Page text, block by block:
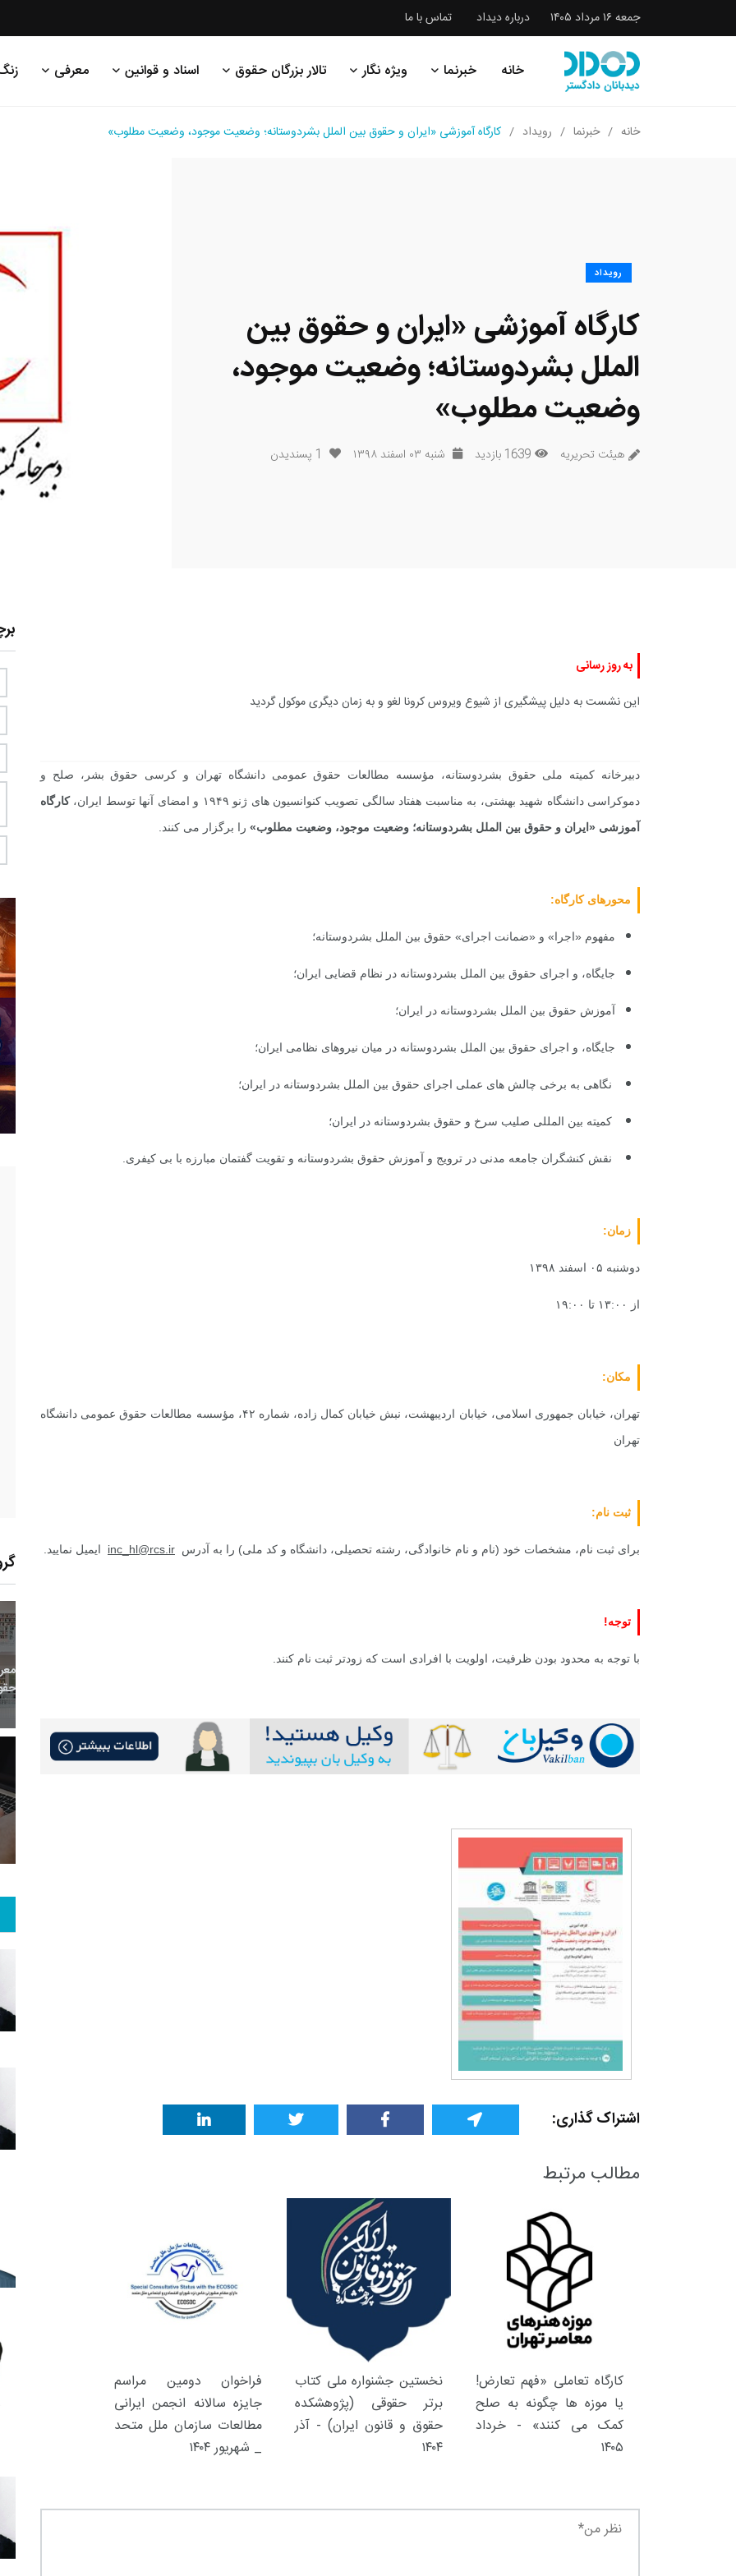
جمعه ۱۶ مرداد ۱۴۰۵ درباره دیداد تماس با ما
خانه خبرنما ویژه نگار تالار بزرگان حقوق اسناد و قوانین معرفی
خانه خبرنما رویداد کارگاه آموزشی «ایران و حقوق بین الملل بشردوستانه؛ وضعیت موجود، وضعیت مطلوب»
رویداد
کارگاه آموزشی «ایران و حقوق بین
الملل بشردوستانه؛ وضعیت موجود،
وضعیت مطلوب»
هیئت تحریریه 1639 بازدید شنبه ۰۳ اسفند ۱۳۹۸ 1 پسندیدن
به روز رسانی
این نشست به دلیل پیشگیری از شیوع ویروس کرونا لغو و به زمان دیگری موکول گردید
دبیرخانه کمیته ملی حقوق بشردوستانه، مؤسسه مطالعات حقوق عمومی دانشگاه تهران و کرسی حقوق بشر، صلح و
دموکراسی دانشگاه شهید بهشتی، به مناسبت هفتاد سالگی تصویب کنوانسیون های ژنو ۱۹۴۹ و امضای آنها توسط ایران،
کارگاه
آموزشی « ایران و حقوق بین الملل بشردوستانه؛ وضعیت موجود، وضعیت مطلوب» را برگزار می کنند.
محورهای کارگاه:
مفهوم «اجرا» و «ضمانت اجرای» حقوق بین الملل بشردوستانه؛
جایگاه، و اجرای حقوق بین الملل بشردوستانه در نظام قضایی ایران؛
آموزش حقوق بین الملل بشردوستانه در ایران؛
جایگاه، و اجرای حقوق بین الملل بشردوستانه در میان نیروهای نظامی ایران؛
نگاهی به برخی چالش های عملی اجرای حقوق بین الملل بشردوستانه در ایران؛
کمیته بین المللی صلیب سرخ و حقوق بشردوستانه در ایران؛
نقش کنشگران جامعه مدنی در ترویج و آموزش حقوق بشردوستانه و تقویت گفتمان مبارزه با بی کیفری.
زمان:
دوشنبه ۰۵ اسفند ۱۳۹۸
از ۱۳:۰۰ تا ۱۹:۰۰
مکان:
تهران، خیابان جمهوری اسلامی، خیابان اردیبهشت، نبش خیابان کمال زاده، شماره ۴۲، مؤسسه مطالعات حقوق عمومی دانشگاه
تهران
ثبت نام:
برای ثبت نام، مشخصات خود (نام و نام خانوادگی، رشته تحصیلی، دانشگاه و کد ملی) را به آدرس inc_hl@rcs.ir ایمیل نمایید.
توجه!
با توجه به محدود بودن ظرفیت، اولویت با افرادی است که زودتر ثبت نام کنند
اشتراک گذاری:
مطالب مرتبط
کارگاه تعاملی «فهم تعارض!
یا موزه ها چگونه به صلح
کمک می کنند» - خرداد
۱۴۰۵
نخستین جشنواره ملی کتاب
برتر حقوقی (پژوهشکده
حقوق و قانون ایران) - آذر
۱۴۰۴
فراخوان دومین مراسم
جایزه سالانه انجمن ایرانی
مطالعات سازمان ملل متحد
_ شهریور ۱۴۰۴
0+ 0+ 1+